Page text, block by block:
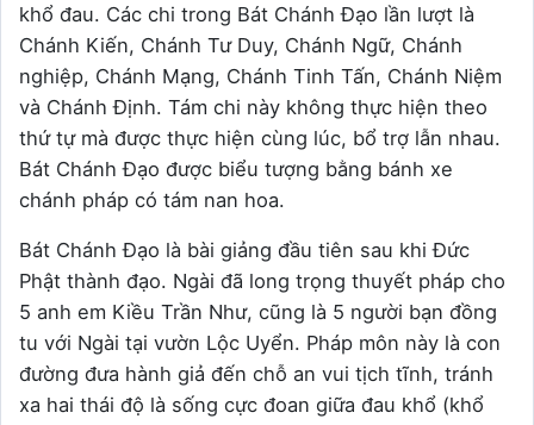
khổ đau. Các chi trong Bát Chánh Đạo lần lượt là
Chánh Kiến, Chánh Tư Duy, Chánh Ngữ, Chánh
nghiệp, Chánh Mạng, Chánh Tinh Tấn, Chánh Niệm
và Chánh Định. Tám chi này không thực hiện theo
thứ tự mà được thực hiện cùng lúc, bổ trợ lẫn nhau.
Bát Chánh Đạo được biểu tượng bằng bánh xe
chánh pháp có tám nan hoa.
Bát Chánh Đạo là bài giảng đầu tiên sau khi Đức
Phật thành đạo. Ngài đã long trọng thuyết pháp cho
5 anh em Kiều Trần Như, cũng là 5 người bạn đồng
tu với Ngài tại vườn Lộc Uyển. Pháp môn này là con
đường đưa hành giả đến chỗ an vui tịch tĩnh, tránh
xa hai thái độ là sống cực đoan giữa đau khổ (khổ